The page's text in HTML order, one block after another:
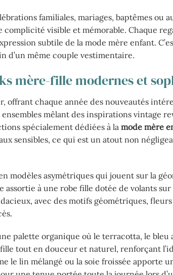
familiales, mariages, baptêmes ou
visible et mémorable. Chaque
subtile de la mode mère enfant.
d’un même couple vestimentaire.
mère-fille modernes et
offrant chaque année des nouveautés
mêlant des inspirations vintage
spécialement dédiées à la mode mère
sensibles, ce qui est un atout non
modèles asymétriques qui jouent sur la
assortie à une robe fille dotée de volants
avec des motifs géométriques,
palette organique où le terracotta, le bleu
tout en douceur et naturel, renforçant
le lin mélangé ou la soie froissée apporte